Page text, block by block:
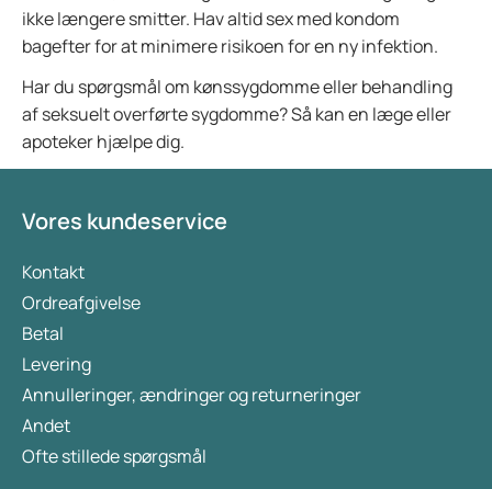
ikke længere smitter. Hav altid sex med kondom
bagefter for at minimere risikoen for en ny infektion.
Har du spørgsmål om kønssygdomme eller behandling
af seksuelt overførte sygdomme? Så kan en læge eller
apoteker hjælpe dig.
Vores kundeservice
Kontakt
Ordreafgivelse
Betal
Levering
Annulleringer, ændringer og returneringer
Andet
Ofte stillede spørgsmål